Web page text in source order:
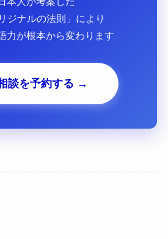
ジナルの法則」により
力が根本から変わります
談を予約する →